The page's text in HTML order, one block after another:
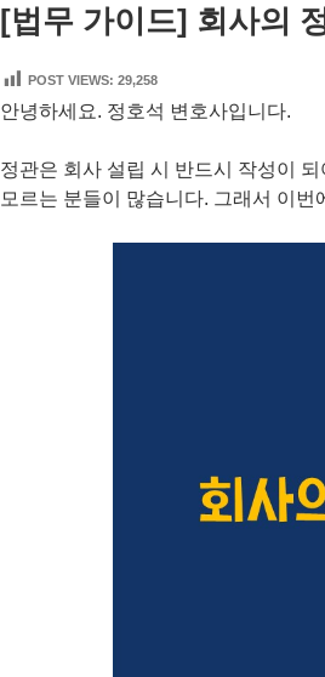
자
[법무 가이드] 회사의
POST VIEWS: 29,258
안녕하세요. 정호석 변호사입니다.
정관은 회사 설립 시 반드시 작성이
모르는 분들이 많습니다. 그래서 이